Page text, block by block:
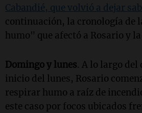
Cabandié, que volvió a dejar
continuación, la cronología de
humo" que afectó a Rosario y
Domingo y lunes. A lo largo del
inicio del lunes, Rosario
respirar humo a raíz de
este caso por focos ubicados